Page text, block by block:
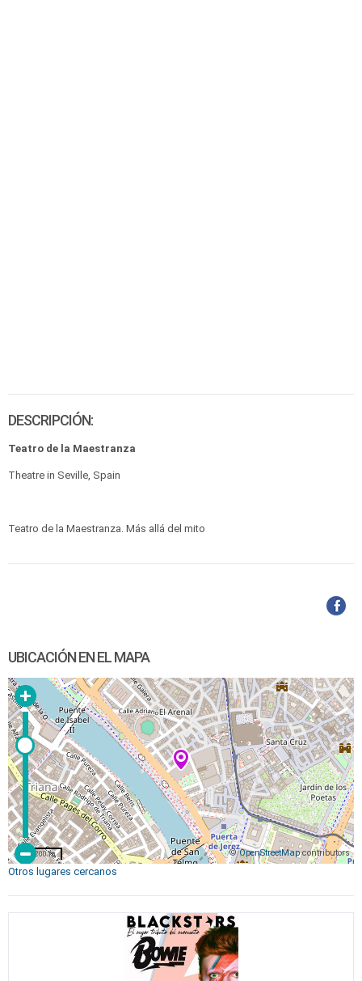
DESCRIPCIÓN:
Teatro de la Maestranza
Theatre in Seville, Spain
Teatro de la Maestranza. Más allá del mito
UBICACIÓN EN EL MAPA
©OpenStreetMapcontributors
200 m
Otros lugares cercanos